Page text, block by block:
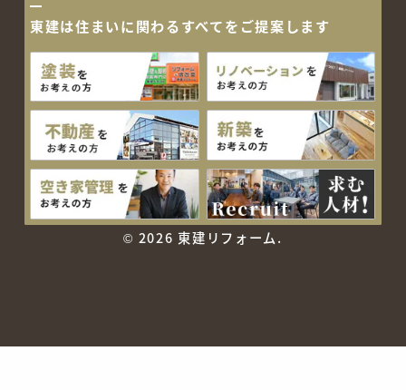
東建は住まいに関わるすべてをご提案します
© 2026 東建リフォーム.